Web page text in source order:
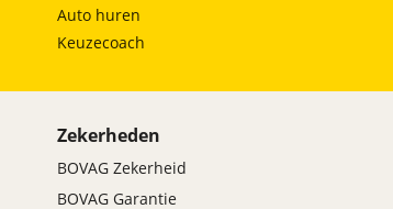
Auto huren
Keuzecoach
Zekerheden
BOVAG Zekerheid
BOVAG Garantie